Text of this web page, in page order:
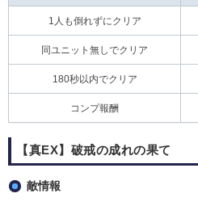
1人も倒れずにクリア
同ユニット無しでクリア
180秒以内でクリア
コンプ報酬
【真EX】破戒の成れの果て
敵情報